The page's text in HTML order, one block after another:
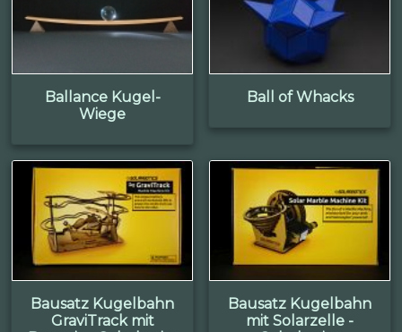
Ballance Kugel-
Wiege
Ball of Whacks
Bausatz Kugelbahn
GraviTrack mit
Bausatz Kugelbahn
mit Solarzelle -